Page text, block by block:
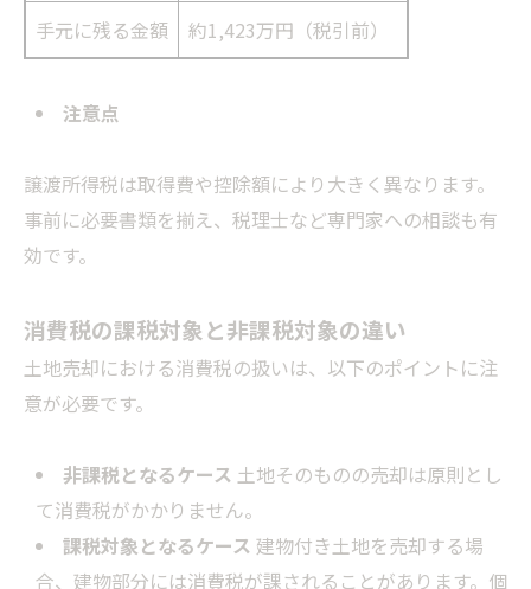
手元に残る金額
約1,423万円（税引前）
注意点
譲渡所得税は取得費や控除額により大きく異なります。
事前に必要書類を揃え、税理士など専門家への相談も有
効です。
消費税の課税対象と非課税対象の違い
土地売却における消費税の扱いは、以下のポイントに注
意が必要です。
非課税となるケース 土地そのものの売却は原則とし
て消費税がかかりません。
課税対象となるケース 建物付き土地を売却する場
合、建物部分には消費税が課されることがあります。個